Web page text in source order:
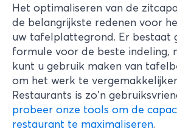
Het optimaliseren van de
de belangrijkste redenen voor
uw tafelplattegrond. Er bestaat
formule voor de beste indeling,
kunt u gebruik maken van
om het werk te
Restaurants is zo'n
probeer onze tools om de
restaurant te maximaliseren.